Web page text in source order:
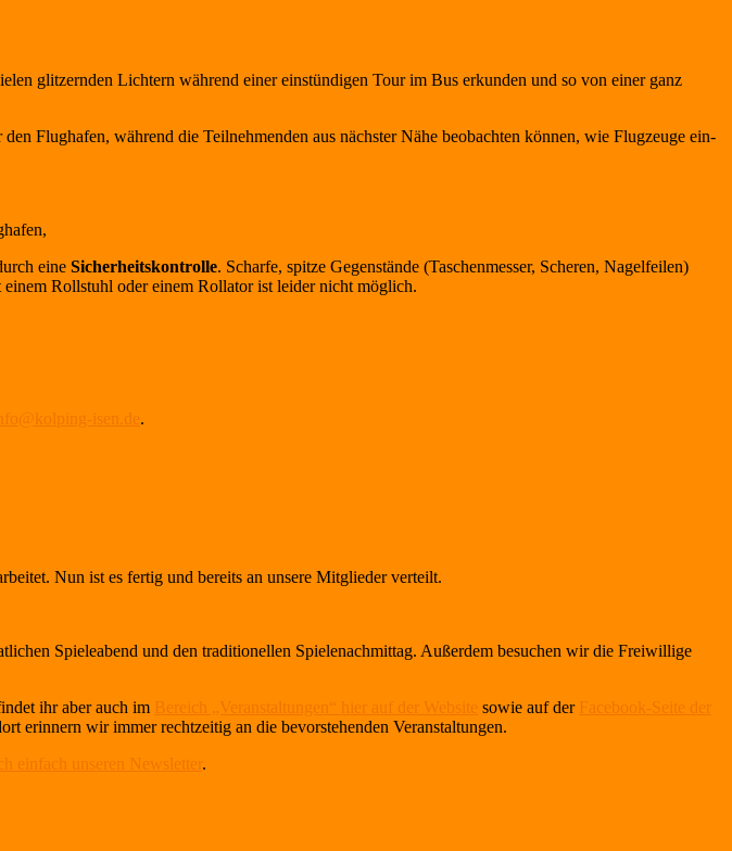
glitzernden Lichtern während einer einstündigen Tour im Bus erkunden und so von einer ganz
Flughafen, während die Teilnehmenden aus nächster Nähe beobachten können, wie Flugzeuge ein-
eine Sicherheitskontrolle. Scharfe, spitze Gegenstände (Taschenmesser, Scheren, Nagelfeilen)
Rollstuhl oder einem Rollator ist leider nicht möglich.
isen.de.
Nun ist es fertig und bereits an unsere Mitglieder verteilt.
Spieleabend und den traditionellen Spielenachmittag. Außerdem besuchen wir die Freiwillige
ihr aber auch im Bereich „Veranstaltungen“ hier auf der Website sowie auf der Facebook-Seite der
erinnern wir immer rechtzeitig an die bevorstehenden Veranstaltungen.
einfach unseren Newsletter .